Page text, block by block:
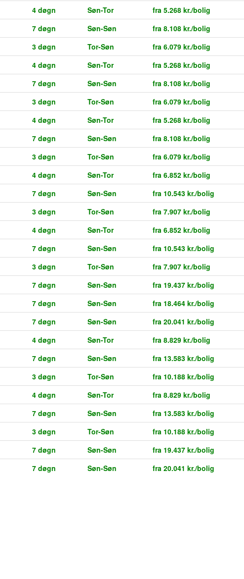
4 døgn Søn-Tor
fra 5.268 kr./bolig
7 døgn Søn-Søn
fra 8.108 kr./bolig
3 døgn Tor-Søn
fra 6.079 kr./bolig
4 døgn Søn-Tor
fra 5.268 kr./bolig
7 døgn Søn-Søn
fra 8.108 kr./bolig
3 døgn Tor-Søn
fra 6.079 kr./bolig
4 døgn Søn-Tor
fra 5.268 kr./bolig
7 døgn Søn-Søn
fra 8.108 kr./bolig
3 døgn Tor-Søn
fra 6.079 kr./bolig
4 døgn Søn-Tor
fra 6.852 kr./bolig
7 døgn Søn-Søn
fra 10.543 kr./bolig
3 døgn Tor-Søn
fra 7.907 kr./bolig
4 døgn Søn-Tor
fra 6.852 kr./bolig
7 døgn Søn-Søn
fra 10.543 kr./bolig
3 døgn Tor-Søn
fra 7.907 kr./bolig
7 døgn Søn-Søn
fra 19.437 kr./bolig
7 døgn Søn-Søn
fra 18.464 kr./bolig
7 døgn Søn-Søn
fra 20.041 kr./bolig
4 døgn Søn-Tor
fra 8.829 kr./bolig
7 døgn Søn-Søn
fra 13.583 kr./bolig
3 døgn Tor-Søn
fra 10.188 kr./bolig
4 døgn Søn-Tor
fra 8.829 kr./bolig
7 døgn Søn-Søn
fra 13.583 kr./bolig
3 døgn Tor-Søn
fra 10.188 kr./bolig
7 døgn Søn-Søn
fra 19.437 kr./bolig
7 døgn Søn-Søn fra 20.041 kr./bolig